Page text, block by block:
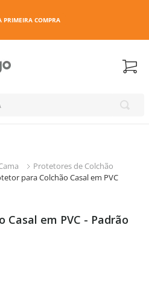
PRIMEIRA COMPRA
Protetores de Colchão
para Colchão Casal em PVC
Casal em PVC - Padrão